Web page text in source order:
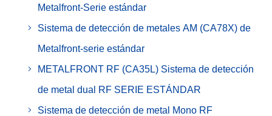
Metalfront-Serie estándar
Sistema de detección de metales AM (CA78X) de
Metalfront-serie estándar
METALFRONT RF (CA35L) Sistema de detección
de metal dual RF SERIE ESTÁNDAR
Sistema de detección de metal Mono RF